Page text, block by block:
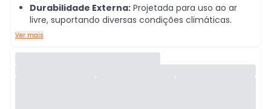
Durabilidade Externa: Projetada para uso ao ar
livre, suportando diversas condições climáticas.
Ver mais